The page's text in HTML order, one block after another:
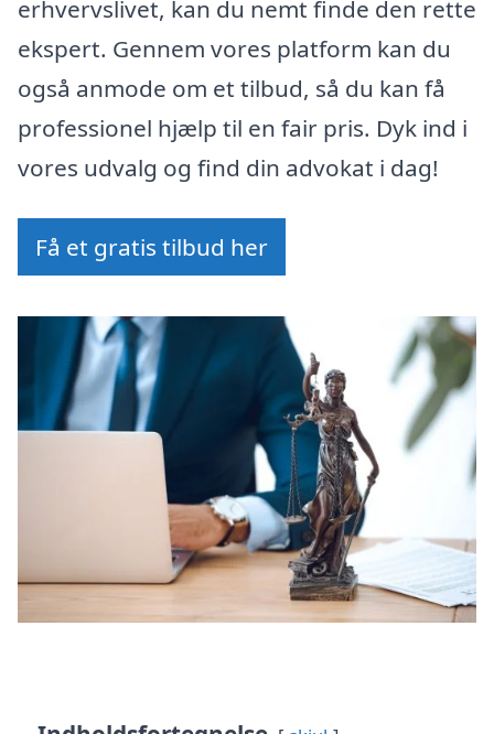
erhvervslivet, kan du nemt finde den rette
ekspert. Gennem vores platform kan du
også anmode om et tilbud, så du kan få
professionel hjælp til en fair pris. Dyk ind i
vores udvalg og find din advokat i dag!
Få et gratis tilbud her